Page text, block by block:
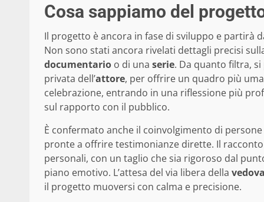
Cosa sappiamo del
Il progetto è ancora in fase di sviluppo e partirà
Non sono stati ancora rivelati dettagli precisi
documentario o di una serie. Da quanto filtra,
privata dell’attore, per offrire un quadro più
celebrazione, entrando in una riflessione più
sul rapporto con il pubblico.
È confermato anche il coinvolgimento di
pronte a offrire testimonianze dirette. Il
personali, con un taglio che sia rigoroso dal
piano emotivo. L’attesa del via libera della vedova
il progetto muoversi con calma e precisione.